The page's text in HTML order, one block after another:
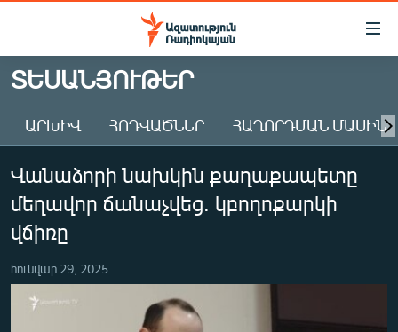
Մատչելիության
Անցնել
հիմնական
Անցնել
հիմնական
մենյուին
Որոնում
ԱԶԱՏՈՒԹՅՈՒՆ TV
ՀԱՅԱՍՏԱՆ
ԸՆՏՐՈՒԹՅՈՒՆՆԵՐ 2026
ԻՐԱՎՈՒՆՔ
ՏՆՏԵՍՈՒԹՅՈՒՆ
ՏԵՍԱՆՅՈՒԹԵՐ
ԱՐԽԻՎ ՀՈԴՎԱԾՆԵՐ ՀԱՂՈՐԴՄԱՆ ՄԱՍԻՆ
Վանաձորի նախկին քաղաքապետը
մեղավոր ճանաչվեց. կբողոքարկի
վճիռը
հունվար 29, 2025